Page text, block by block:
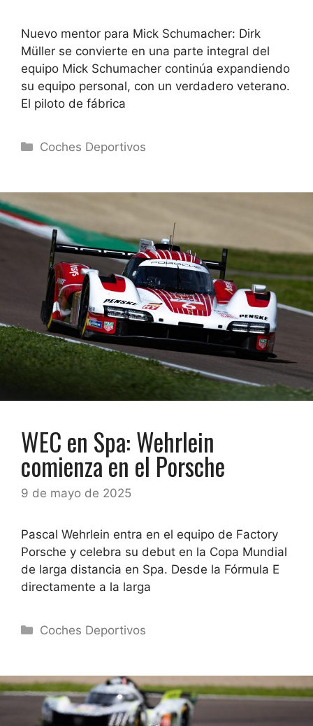
Nuevo mentor para Mick Schumacher: Dirk
Müller se convierte en una parte integral del
equipo Mick Schumacher continúa expandiendo
su equipo personal, con un verdadero veterano.
El piloto de fábrica
Categorías
Coches Deportivos
WEC en Spa: Wehrlein
comienza en el Porsche
9 de mayo de 2025
Pascal Wehrlein entra en el equipo de Factory
Porsche y celebra su debut en la Copa Mundial
de larga distancia en Spa. Desde la Fórmula E
directamente a la larga
Categorías
Coches Deportivos